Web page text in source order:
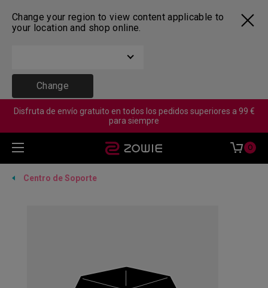
Change your region to view content applicable to
your location and shop online.
Change
Disfruta de envío gratuito en todos los pedidos superiores a 99 €
para siempre
0
Centro de Soporte